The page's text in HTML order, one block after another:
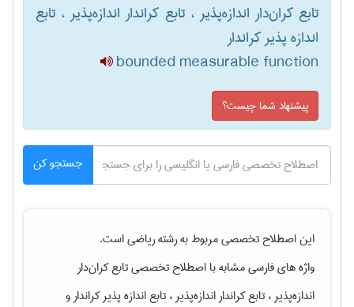
تابع کران‌دار اندازه‌پذیر ، تابع کراندار اندازه‌پذیر ، تابع
اندازه پذیر کراندار
bounded measurable function
پیشنهاد شما چیست؟
جستجو کن
این اصطلاح تخصصی مربوط به رشتهرياضیاست.
واژه های فارسی مشابه با اصطلاح تخصصیتابع کران‌دار
اندازه‌پذیر ، تابع کراندار اندازه‌پذیر ، تابع اندازه پذیر کراندارو